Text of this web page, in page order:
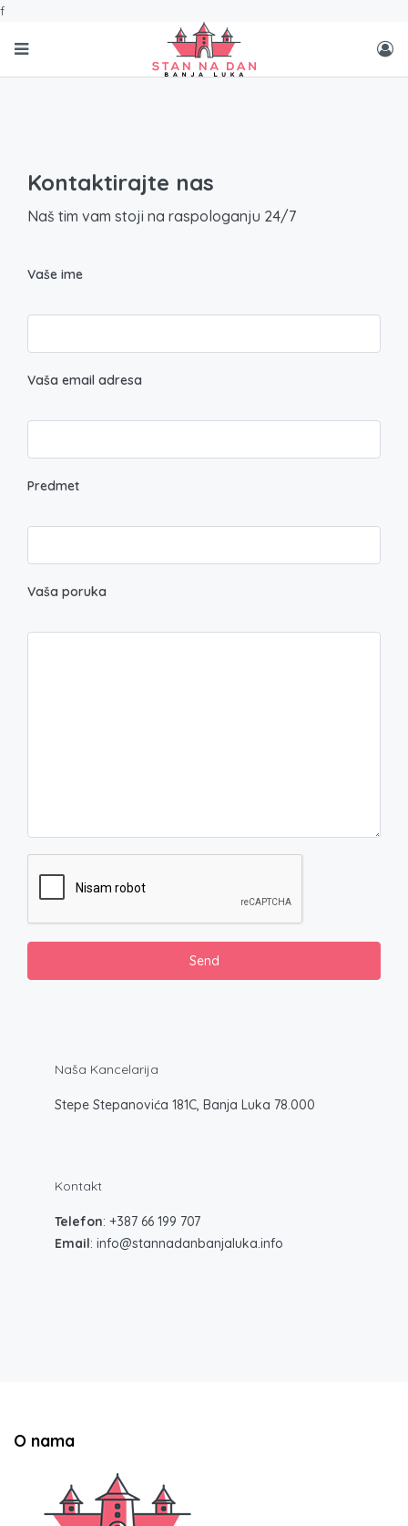
f
Kontaktirajte nas
Naš tim vam stoji na raspologanju 24/7
Vaše ime
Vaša email adresa
Predmet
Vaša poruka
Naša Kancelarija
Stepe Stepanovića 181C, Banja Luka 78.000
Kontakt
Telefon: +387 66 199 707
Email: info@stannadanbanjaluka.info
O nama